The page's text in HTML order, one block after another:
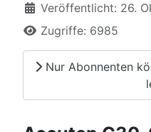
Veröffentlicht: 26.
Zugriffe: 6985
Nur Abonnenten